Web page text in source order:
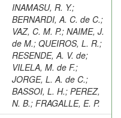
INAMASU, R. Y.;
BERNARDI, A. C. de C.;
VAZ, C. M. P.; NAIME, J.
de M.; QUEIROS, L. R.;
RESENDE, A. V. de;
VILELA, M. de F.;
JORGE, L. A. de C.;
BASSOI, L. H.; PEREZ,
N. B.; FRAGALLE, E. P.